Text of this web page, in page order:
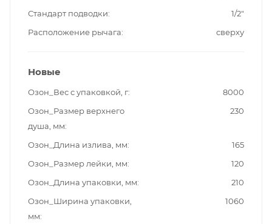
Стандарт подводки
1/2"
Расположение рычага
сверху
Новые
Озон_Вес с упаковкой, г
8000
Озон_Размер верхнего
душа, мм
230
Озон_Длина излива, мм
165
Озон_Размер лейки, мм
120
Озон_Длина упаковки, мм
210
Озон_Ширина упаковки,
мм
1060